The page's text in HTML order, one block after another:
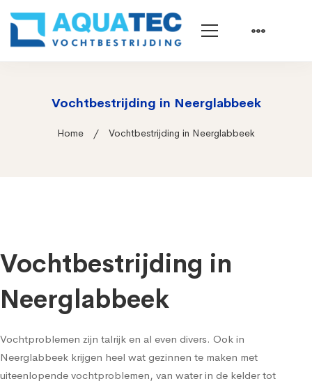
Vochtbestrijding in Neerglabbeek
Home Vochtbestrijding in Neerglabbeek
Vochtbestrijding in
Neerglabbeek
Vochtproblemen zijn talrijk en al even divers. Ook in
Neerglabbeek krijgen heel wat gezinnen te maken met
uiteenlopende vochtproblemen, van water in de kelder tot